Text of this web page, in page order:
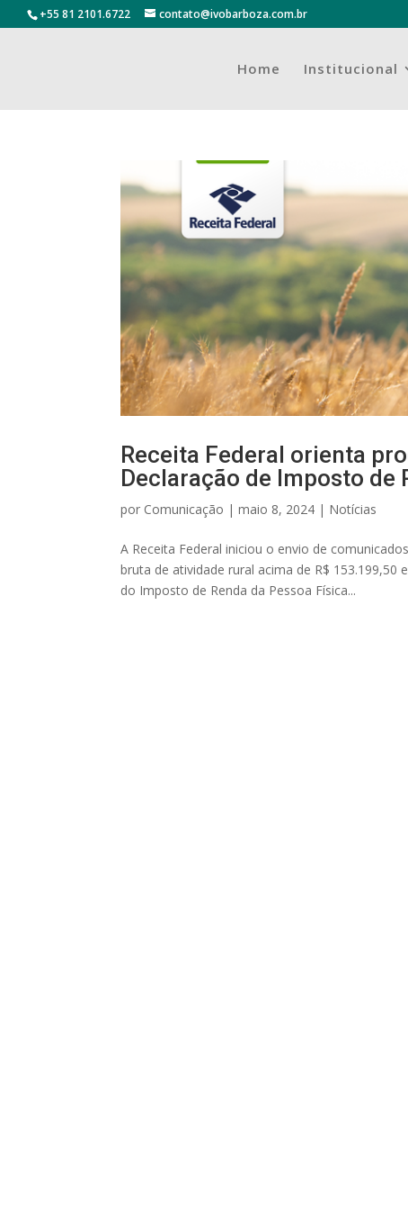
+55 81 2101.6722 contato@ivobarboza.com.br
Home Institucional
Receita Federal orienta
Declaração de Imposto de
por Comunicação |maio 8, 2024 | Notícias
A Receita Federal iniciou o envio de
bruta de atividade rural acima de R$
do Imposto de Renda da Pessoa Física...